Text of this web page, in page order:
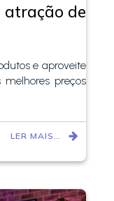
atração de
e aproveite
preços
LER MAIS…